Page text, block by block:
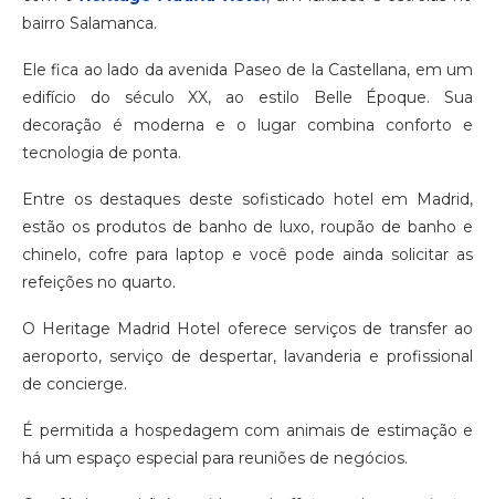
bairro Salamanca.
Ele fica ao lado da avenida Paseo de la Castellana, em um
edifício do século XX, ao estilo Belle Époque. Sua
decoração é moderna e o lugar combina conforto e
tecnologia de ponta.
Entre os destaques deste sofisticado hotel em Madrid,
estão os produtos de banho de luxo, roupão de banho e
chinelo, cofre para laptop e você pode ainda solicitar as
refeições no quarto.
O Heritage Madrid Hotel oferece serviços de transfer ao
aeroporto, serviço de despertar, lavanderia e profissional
de concierge.
É permitida a hospedagem com animais de estimação e
há um espaço especial para reuniões de negócios.